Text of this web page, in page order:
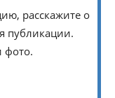
расскажите о
публикации.
фото.